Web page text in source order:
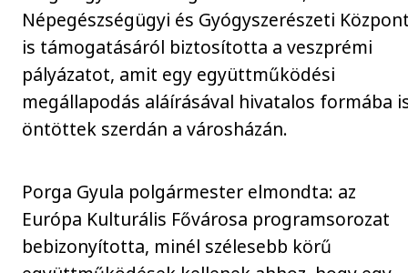
Népegészségügyi és Gyógyszerészeti
is támogatásáról biztosította a veszprémi
pályázatot, amit egy együttműködési
megállapodás aláírásával hivatalos formába
öntöttek szerdán a városházán.
Porga Gyula polgármester elmondta: az
Európa Kulturális Fővárosa programsorozat
bebizonyította, minél szélesebb körű